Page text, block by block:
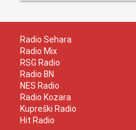
Radio Sehara
Radio Mix
RSG Radio
Radio BN
NES Radio
Radio Kozara
Kupreški Radio
Hit Radio